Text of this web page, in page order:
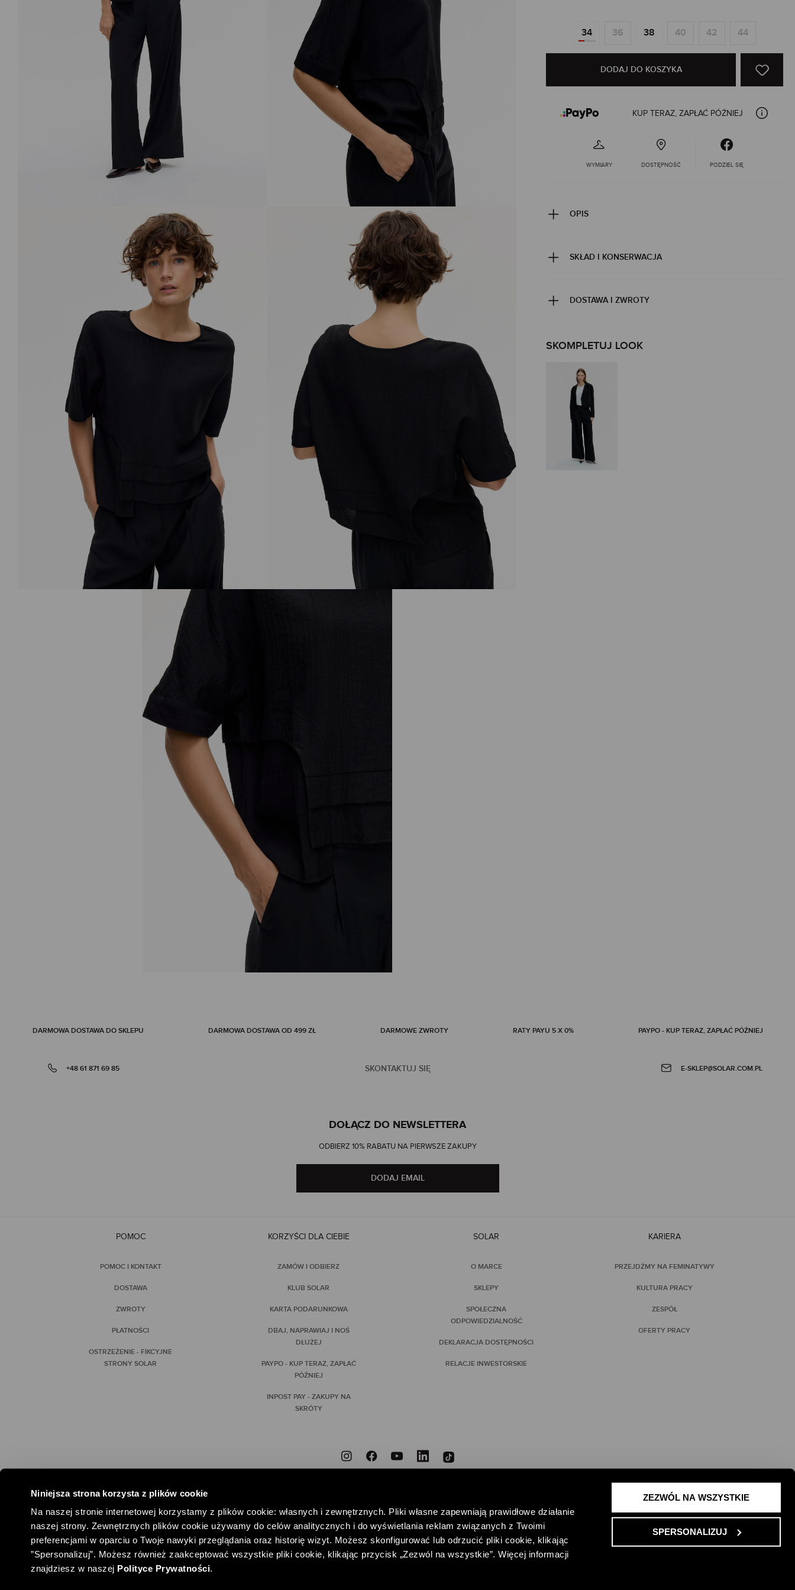
Niniejsza strona korzysta z plików cookie
Na naszej stronie internetowej korzystamy z plików cookie: własnych i zewnętrznych. Pliki własne zapewniają prawidłowe działanie
naszej strony. Zewnętrznych plików cookie używamy do celów analitycznych i do wyświetlania reklam związanych z Twoimi
preferencjami w oparciu o Twoje nawyki przeglądania oraz historię wizyt. Możesz skonfigurować lub odrzucić pliki cookie, klikając
”Spersonalizuj”. Możesz również zaakceptować wszystkie pliki cookie, klikając przycisk „Zezwól na wszystkie”. Więcej informacji
znajdziesz w naszej Polityce Prywatności.
ZEZWÓL NA WSZYSTKIE
SPERSONALIZUJ
34 36 38 40 42 44
DODAJ DO KOSZYKA
KUP TERAZ, ZAPŁAĆ PÓŹNIEJ
WYMIARY DOSTĘPNOŚĆ PODZIEL SIĘ
OPIS
SKŁAD I KONSERWACJA
DOSTAWA I ZWROTY
SKOMPLETUJ LOOK
DARMOWA DOSTAWA DO SKLEPU DARMOWA DOSTAWA OD 499 ZŁ DARMOWE ZWROTY RATY PAYU 5 X 0% PAYPO - KUP TERAZ, ZAPŁAĆ PÓŹNIEJ
SKONTAKTUJ SIĘ
+48 61 871 69 85 E-SKLEP@SOLAR.COM.PL
DOŁĄCZ DO NEWSLETTERA
ODBIERZ 10% RABATU NA PIERWSZE ZAKUPY
DODAJ EMAIL
POMOC
POMOC I KONTAKT
DOSTAWA
ZWROTY
PŁATNOŚCI
OSTRZEŻENIE - FIKCYJNE
STRONY SOLAR
KORZYŚCI DLA CIEBIE
ZAMÓW I ODBIERZ
KLUB SOLAR
KARTA PODARUNKOWA
DBAJ, NAPRAWIAJ I NOŚ
DŁUŻEJ
PAYPO - KUP TERAZ, ZAPŁAĆ
PÓŹNIEJ
INPOST PAY - ZAKUPY NA
SKRÓTY
SOLAR
O MARCE
SKLEPY
SPOŁECZNA
ODPOWIEDZIALNOŚĆ
DEKLARACJA DOSTĘPNOŚCI
RELACJE INWESTORSKIE
KARIERA
PRZEJDŹMY NA FEMINATYWY
KULTURA PRACY
ZESPÓŁ
OFERTY PRACY
POMAGAJ – WSPIERAJĄC FUNDACJĘ CENTRUM PRAW KOBIET